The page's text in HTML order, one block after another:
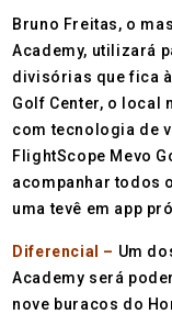
Bruno Freitas, o
Academy, utilizará
divisórias que fica
Golf Center, o local
com tecnologia de
FlightScope Mevo
acompanhar todos
uma tevê em app
Diferencial – Um
Academy será
nove buracos do